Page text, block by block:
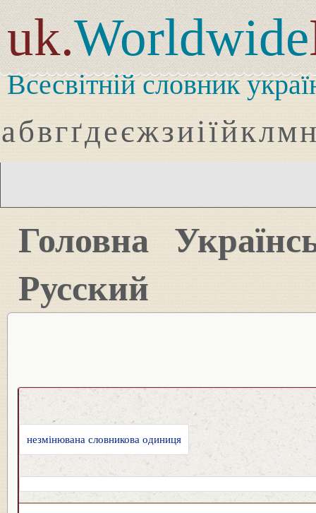
uk.Worldwide
Всесвітній словник
абвгґдеєжзиіїйклмн
Головна
Русский
незмінювана словникова одиниця